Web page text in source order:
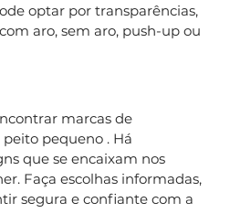
optar por transparências,
aro, sem aro, push-up ou
marcas de
pequeno . Há
que se encaixam nos
Faça escolhas informadas,
segura e confiante com a